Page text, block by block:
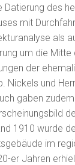
Datierung des
mit
als
um die
der
Nickels und
gaben
1910 wurde
im
er Jahren